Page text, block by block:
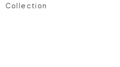
Collection